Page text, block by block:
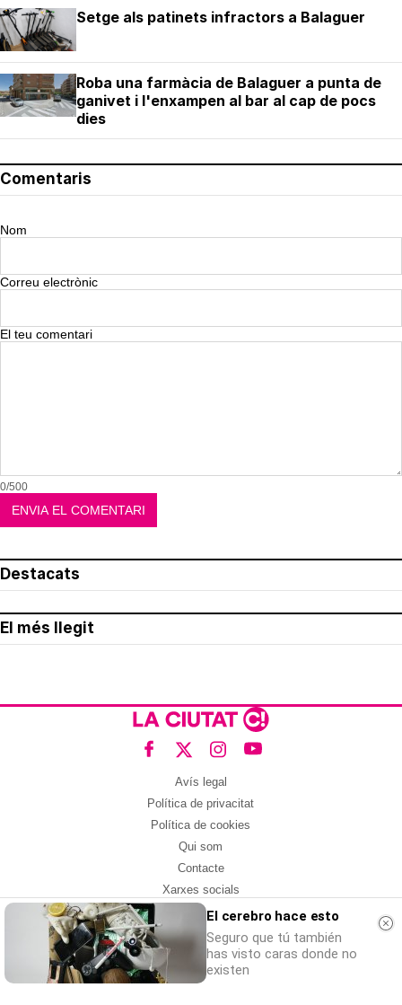
Setge als patinets infractors a Balaguer
Roba una farmàcia de Balaguer a punta de
ganivet i l'enxampen al bar al cap de pocs
dies
Comentaris
Nom
Correu electrònic
El teu comentari
0/500
Destacats
El més llegit
Avís legal
Política de privacitat
Política de cookies
Qui som
Contacte
Xarxes socials
Amb col·laboració de:El cerebro hace esto
Seguro que tú también
has visto caras donde no
existen